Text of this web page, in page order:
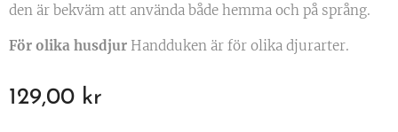
den är bekväm att använda både hemma och på språng.
För olika husdjur Handduken är för olika djurarter.
129,00 kr